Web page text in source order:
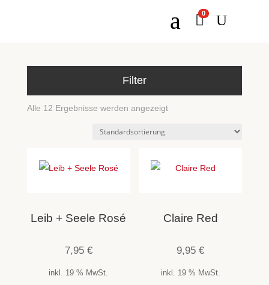
a 0 U
Filter
Alle 12 Ergebnisse werden angezeigt
Leib + Seele Rosé
7,95 €
inkl. 19 % MwSt.
Claire Red
9,95€
inkl. 19 % MwSt.